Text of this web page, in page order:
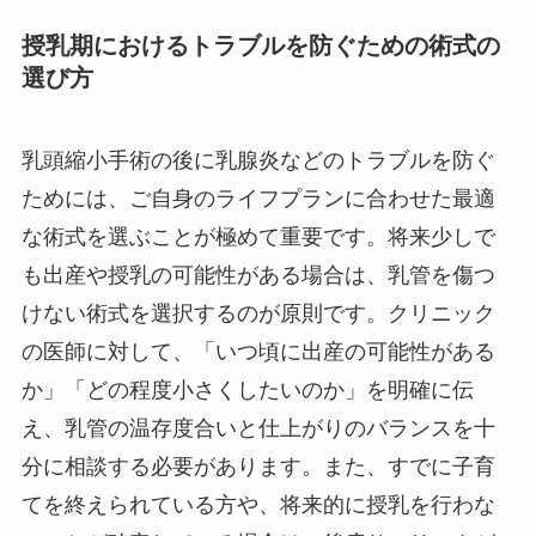
授乳期におけるトラブルを防ぐための術式の
選び方
乳頭縮小手術の後に乳腺炎などのトラブルを防ぐ
ためには、ご自身のライフプランに合わせた最適
な術式を選ぶことが極めて重要です。将来少しで
も出産や授乳の可能性がある場合は、乳管を傷つ
けない術式を選択するのが原則です。クリニック
の医師に対して、「いつ頃に出産の可能性がある
か」「どの程度小さくしたいのか」を明確に伝
え、乳管の温存度合いと仕上がりのバランスを十
分に相談する必要があります。また、すでに子育
てを終えられている方や、将来的に授乳を行わな